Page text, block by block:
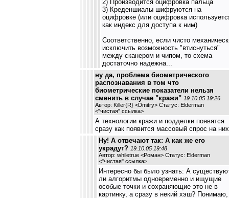
2) Производится оцифровка пальца
3) Креденшиалы шифруются на
оцифровке (или оцифровка
как индекс для доступа к ним)
Соответственно, если чисто
исключить возможность "втиснуться"
между сканером и чипом, то схема
достаточно надежна...
ну да, проблема биометрического
распознавания в том что
биометрические показатели нельзя
сменить в случае "кражи" 19.10.05 19:26
Автор: Killer{R} <Dmitry> Статус: Elderman
<"чистая" ссылка>
А технологии кражи и подделки появятся
сразу как появится массовый спрос на них
Ну! А отвечают так: А как же его
украдут? 19.10.05 19:48
Автор: whiletrue <Роман> Статус: Elderman
<"чистая" ссылка>
Интересно бы было узнать: А
ли алгоритмы одновременно и ищущие
особые точки и сохраняющие это не в
картинку, а сразу в некий хэш? Понимаю,